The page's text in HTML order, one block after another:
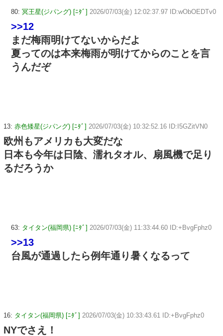
80: 冥王星(ジパング) [ﾆﾀﾞ] 2026/07/03(金) 12:02:37.97 ID:wObOEDTv0
>>12
まだ梅雨明けてないからだよ
夏ってのは本来梅雨が明けてからのことを言
うんだぞ
13: 赤色矮星(ジパング) [ﾆﾀﾞ] 2026/07/03(金) 10:32:52.16 ID:I5GZitVN0
欧州もアメリカも大変だな
日本も今年は日陰、濡れタオル、扇風機で足り
るだろうか
63: タイタン(福岡県) [ﾆﾀﾞ] 2026/07/03(金) 11:33:44.60 ID:+BvgFphz0
>>13
台風が通過したら例年通り暑くなるって
16: タイタン(福岡県) [ﾆﾀﾞ] 2026/07/03(金) 10:33:43.61 ID:+BvgFphz0
NYでさえ！